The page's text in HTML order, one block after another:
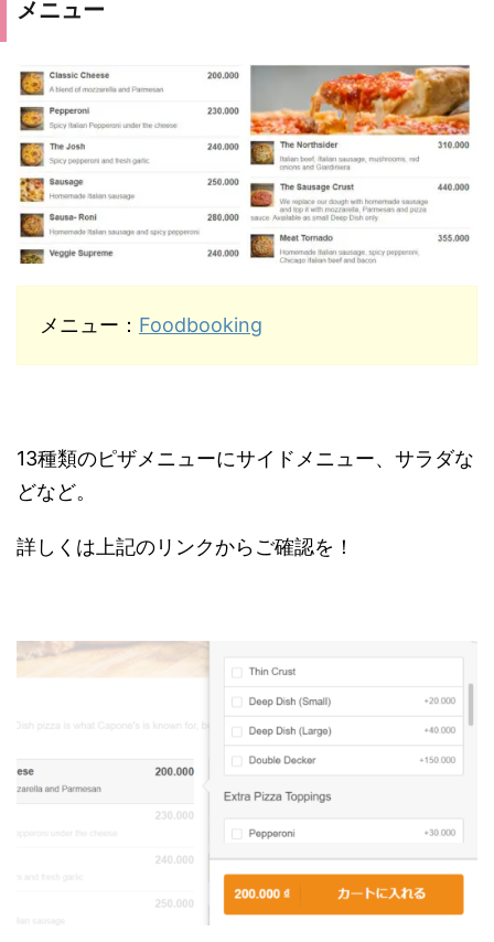
メニュー
メニュー： Foodbooking
13種類のピザメニューにサイドメニュー、サラダな
どなど。
詳しくは上記のリンクからご確認を！